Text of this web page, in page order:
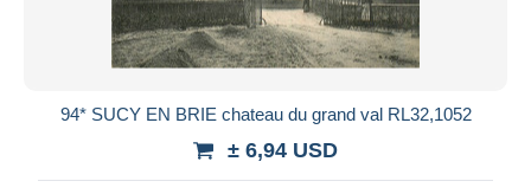
94* SUCY EN BRIE chateau du grand val RL32,1052
± 6,94 USD